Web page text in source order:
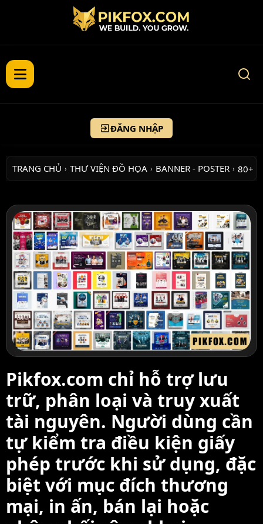
ĐĂNG NHẬP
TRANG CHỦ › THƯ VIỆN ĐỒ HỌA › BANNER - POSTER › 80+
Pikfox.com chỉ hỗ trợ lưu
trữ, phân loại và truy xuất
tài nguyên. Người dùng cần
tự kiểm tra điều kiện giấy
phép trước khi sử dụng, đặc
biệt với mục đích thương
mại, in ấn, bán lại hoặc